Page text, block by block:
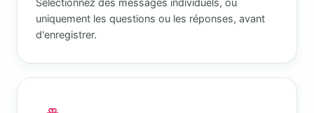
Sélectionnez des messages individuels, ou
uniquement les questions ou les réponses, avant
d'enregistrer.